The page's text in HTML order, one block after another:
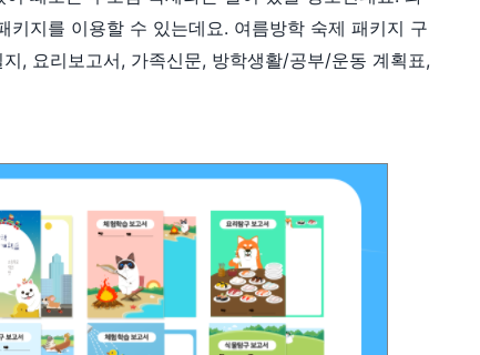
지를 이용할 수 있는데요. 여름방학 숙제 패키지 구
, 요리보고서, 가족신문, 방학생활/공부/운동 계획표,